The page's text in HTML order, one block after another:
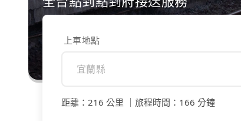
上車地點
距離 ： 216 公里 旅程時間 ： 166 分鐘